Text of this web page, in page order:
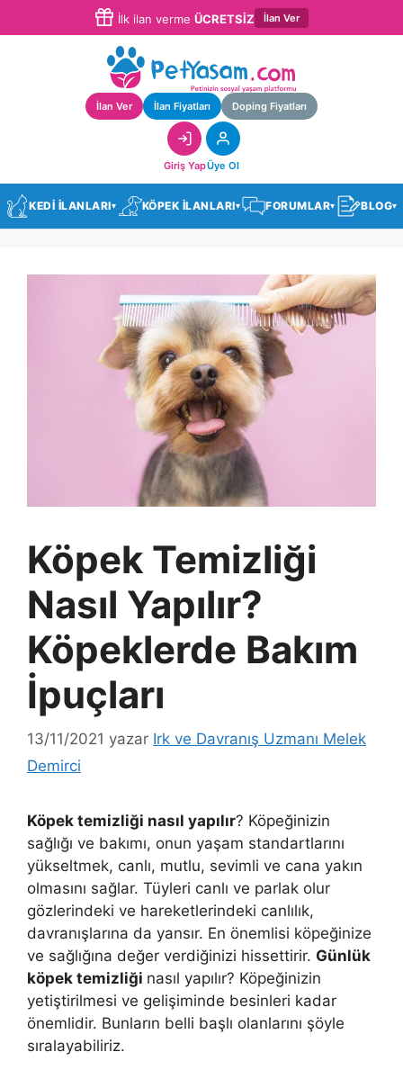
İlk ilan verme ÜCRETSİZ İlan Ver
İlan Ver İlan Fiyatları Doping Fiyatları
Giriş YapÜye Ol
KEDİ İLANLARI▾ KÖPEK İLANLARI▾ FORUMLAR▾ BLOG▾
Köpek Temizliği
Nasıl Yapılır?
Köpeklerde Bakım
İpuçları
13/11/2021 yazar Irk ve Davranış Uzmanı Melek
Demirci
Köpek temizliği nasıl yapılır? Köpeğinizin
sağlığı ve bakımı, onun yaşam standartlarını
yükseltmek, canlı, mutlu, sevimli ve cana yakın
olmasını sağlar. Tüyleri canlı ve parlak olur
gözlerindeki ve hareketlerindeki canlılık,
davranışlarına da yansır. En önemlisi köpeğinize
ve sağlığına değer verdiğinizi hissettirir. Günlük
köpek temizliği nasıl yapılır? Köpeğinizin
yetiştirilmesi ve gelişiminde besinleri kadar
önemlidir. Bunların belli başlı olanlarını şöyle
sıralayabiliriz.